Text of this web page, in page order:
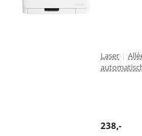
Laser |
238,-